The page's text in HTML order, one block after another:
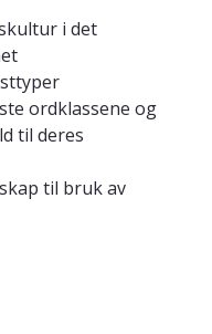
i det
ordklassene og
til deres
til bruk av